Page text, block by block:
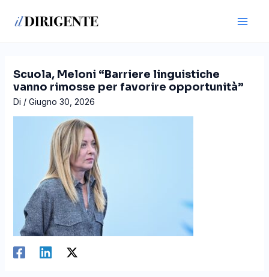
Scuola, Meloni “Barriere linguistiche
vanno rimosse per favorire opportunità”
Di / Giugno 30, 2026
articoli